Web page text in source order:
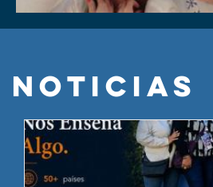
NOTICIAS